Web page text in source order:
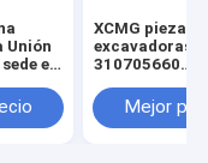
Unión
en
XCMG piezas
excavadoras,
310705660
3299000666
329900710
Mejor